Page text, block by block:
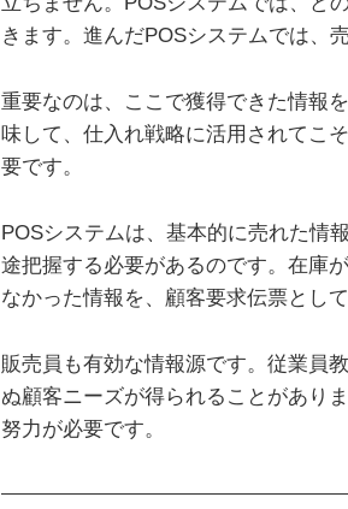
きます。進んだPOSシステムでは、
重要なのは、ここで獲得できた情報
味して、仕入れ戦略に活用されてこ
要です。
POSシステムは、基本的に売れた情
途把握する必要があるのです。 在庫
なかった情報を、顧客要求伝票とし
販売員も有効な情報源です。従業員
ぬ顧客ニーズが得られることがあり
努力が必要です。